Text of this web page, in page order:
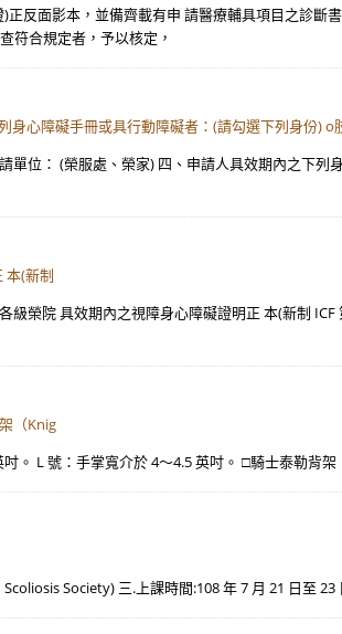
反面影本，並備齊載有申 請醫療輔具項目之診
符合規定者，予以核定，
身心障礙手冊或具行動障礙者：(請勾選下列身份) o
單位： (榮服處、榮家) 四、申請人具效期內之下
本(新制
級榮院 具效期內之視障身心障礙證明正 本(新制
（Knig
。 L 號：手掌寬介於 4～4.5 英吋。 □騎士泰勒背
Society) 三.上課時間:108 年 7 月 21 日至